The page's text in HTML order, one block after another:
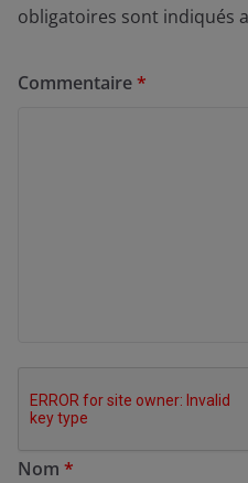
obligatoires sont indiqués
Commentaire*
Nom *